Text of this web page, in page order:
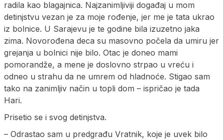
radila kao blagajnica. Najzanimljiviji događaj u mom
detinjstvu vezan je za moje rođenje, jer me je tata ukrao
iz bolnice. U Sarajevu je te godine bila izuzetno jaka
zima. Novorođena deca su masovno počela da umiru jer
grejanja u bolnici nije bilo. Otac je doneo mami
pomorandže, a mene je doslovno strpao u vreću i
odneo u strahu da ne umrem od hladnoće. Stigao sam
tako na zanimljiv način u topli dom – ispričao je tada
Hari.
Prisetio se i svog detinjstva.
– Odrastao sam u predgrađu Vratnik, koje je uvek bilo